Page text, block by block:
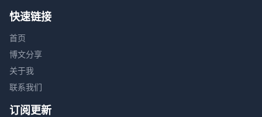
快速链接
首页
博文分享
关于我
联系我们
订阅更新